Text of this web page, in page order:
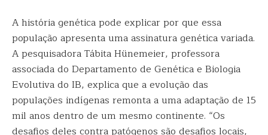
A história genética pode explicar por que essa
população apresenta uma assinatura genética variada.
A pesquisadora Tábita Hünemeier, professora
associada do Departamento de Genética e Biologia
Evolutiva do IB, explica que a evolução das
populações indígenas remonta a uma adaptação de 15
mil anos dentro de um mesmo continente. “Os
desafios deles contra patógenos são desafios locais,